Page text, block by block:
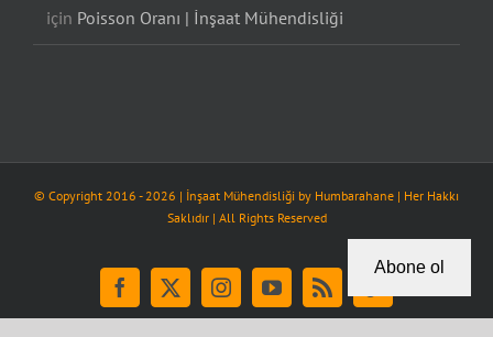
için Poisson Oranı | İnşaat Mühendisliği
© Copyright 2016 - 2026 | İnşaat Mühendisliği by Humbarahane | Her Hakkı
Saklıdır | All Rights Reserved
Facebook
X InstagramYouTubeRss Tiktok
Abone ol